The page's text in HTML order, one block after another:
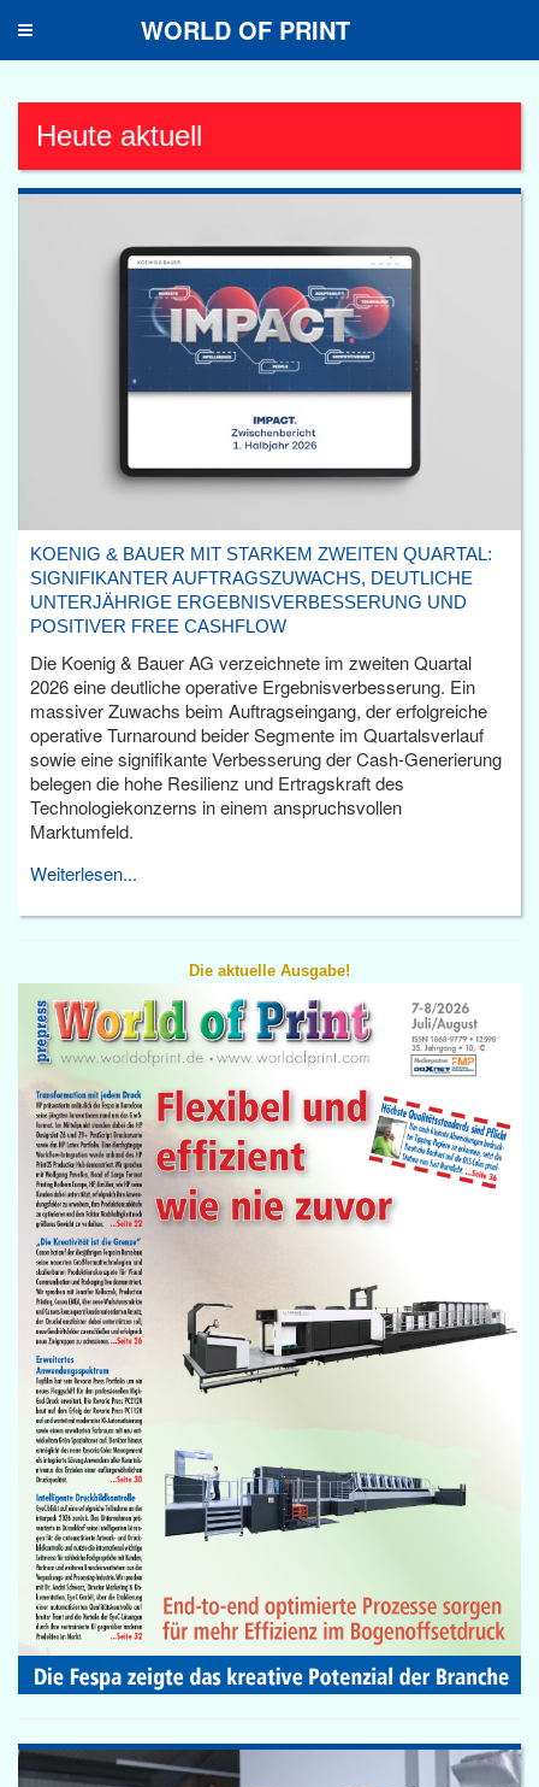
Toggle
WORLD OF PRINT
Heute aktuell
KOENIG & BAUER MIT STARKEM ZWEITEN QUARTAL:
SIGNIFIKANTER AUFTRAGSZUWACHS, DEUTLICHE
UNTERJÄHRIGE ERGEBNISVERBESSERUNG UND
POSITIVER FREE CASHFLOW
Die Koenig & Bauer AG verzeichnete im zweiten Quartal
2026 eine deutliche operative Ergebnisverbesserung. Ein
massiver Zuwachs beim Auftragseingang, der erfolgreiche
operative Turnaround beider Segmente im Quartalsverlauf
sowie eine signifikante Verbesserung der Cash-Generierung
belegen die hohe Resilienz und Ertragskraft des
Technologiekonzerns in einem anspruchsvollen
Marktumfeld.
Weiterlesen...
Die aktuelle Ausgabe!